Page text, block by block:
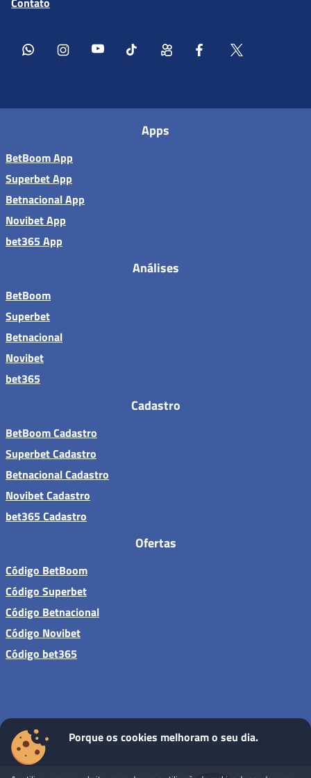
Apps
BetBoom App
Superbet App
Betnacional App
Novibet App
bet365 App
Análises
BetBoom
Superbet
Betnacional
Novibet
bet365
Cadastro
BetBoom Cadastro
Superbet Cadastro
Betnacional Cadastro
Novibet Cadastro
bet365 Cadastro
Ofertas
Código BetBoom
Código Superbet
Código Betnacional
Código Novibet
Código bet365
Sites de apostas - Todos os direitos reservados
Porque os cookies melhoram o seu dia.